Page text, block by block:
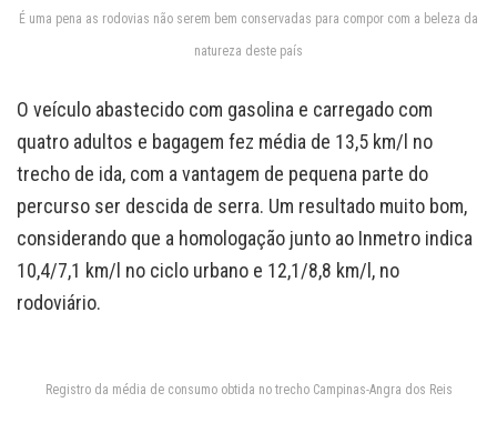
É uma pena as rodovias não serem bem conservadas para compor com a beleza da
natureza deste país
O veículo abastecido com gasolina e carregado com
quatro adultos e bagagem fez média de 13,5 km/l no
trecho de ida, com a vantagem de pequena parte do
percurso ser descida de serra. Um resultado muito bom,
considerando que a homologação junto ao Inmetro indica
10,4/7,1 km/l no ciclo urbano e 12,1/8,8 km/l, no
rodoviário.
Registro da média de consumo obtida no trecho Campinas-Angra dos Reis